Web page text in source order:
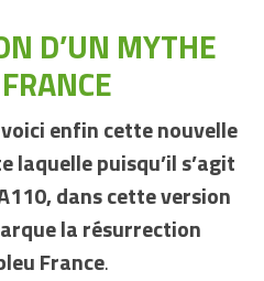
D’UN MYTHE
enfin cette nouvelle
laquelle puisqu’il s’agit
dans cette version
la résurrection
France.